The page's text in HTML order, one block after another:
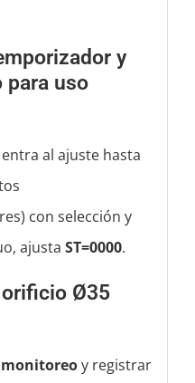
y
para uso
al ajuste hasta
con selección y
ajustaST=0000.
orificio Ø35
monitoreoy registrar